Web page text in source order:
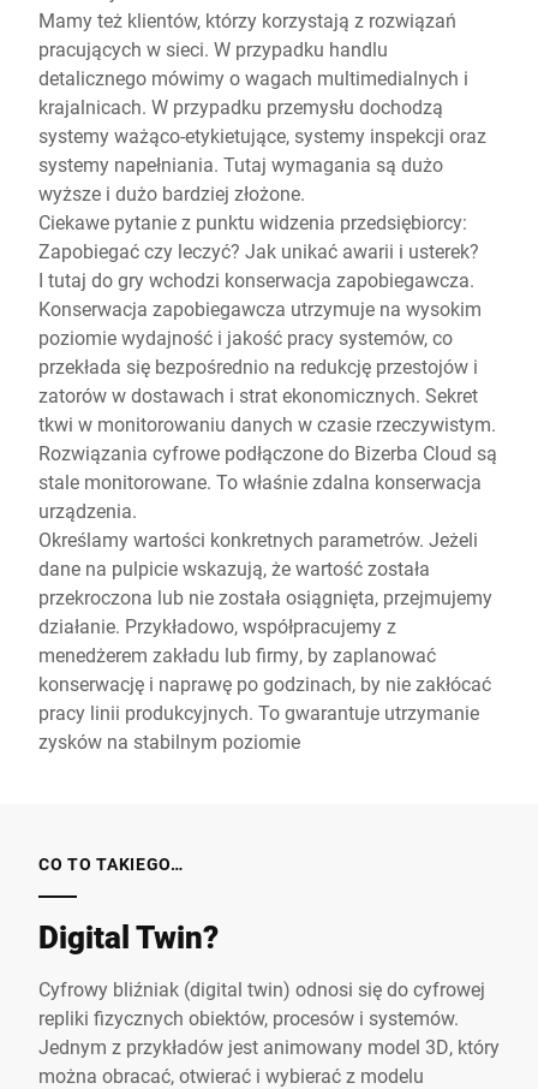
Mamy też klientów, którzy korzystają z rozwiązań
pracujących w sieci. W przypadku handlu
detalicznego mówimy o wagach multimedialnych i
krajalnicach. W przypadku przemysłu dochodzą
systemy ważąco-etykietujące, systemy inspekcji oraz
systemy napełniania. Tutaj wymagania są dużo
wyższe i dużo bardziej złożone.
Ciekawe pytanie z punktu widzenia przedsiębiorcy:
Zapobiegać czy leczyć? Jak unikać awarii i usterek?
I tutaj do gry wchodzi konserwacja zapobiegawcza.
Konserwacja zapobiegawcza utrzymuje na wysokim
poziomie wydajność i jakość pracy systemów, co
przekłada się bezpośrednio na redukcję przestojów i
zatorów w dostawach i strat ekonomicznych. Sekret
tkwi w monitorowaniu danych w czasie rzeczywistym.
Rozwiązania cyfrowe podłączone do Bizerba Cloud są
stale monitorowane. To właśnie zdalna konserwacja
urządzenia.
Określamy wartości konkretnych parametrów. Jeżeli
dane na pulpicie wskazują, że wartość została
przekroczona lub nie została osiągnięta, przejmujemy
działanie. Przykładowo, współpracujemy z
menedżerem zakładu lub firmy, by zaplanować
konserwację i naprawę po godzinach, by nie zakłócać
pracy linii produkcyjnych. To gwarantuje utrzymanie
zysków na stabilnym poziomie
CO TO TAKIEGO…
Digital Twin?
Cyfrowy bliźniak (digital twin) odnosi się do cyfrowej
repliki fizycznych obiektów, procesów i systemów.
Jednym z przykładów jest animowany model 3D, który
można obracać, otwierać i wybierać z modelu